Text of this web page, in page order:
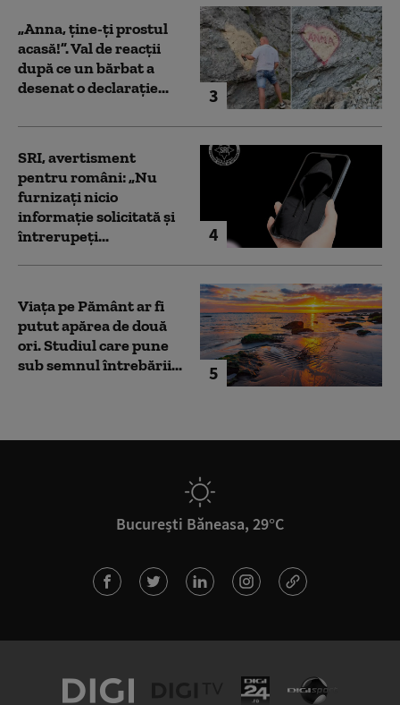
3
„Anna, ţine-ţi prostul
acasă!”. Val de reacții
după ce un bărbat a
desenat o declarație...
4
SRI, avertisment
pentru români: „Nu
furnizați nicio
informație solicitată și
întrerupeți...
5
Viața pe Pământ ar fi
putut apărea de două
ori. Studiul care pune
sub semnul întrebării...
București Băneasa, 29°C